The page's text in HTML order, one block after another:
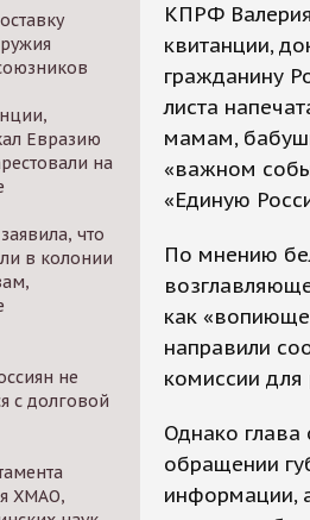
Евразию
на
что
в колонии
не
с долговой
ХМАО,
КПРФ
квитанции,
гражданину
листа
мамам,
«важном
«Единую
По мнению
как
направили
комиссии для
Однако глава
обращении
информации,